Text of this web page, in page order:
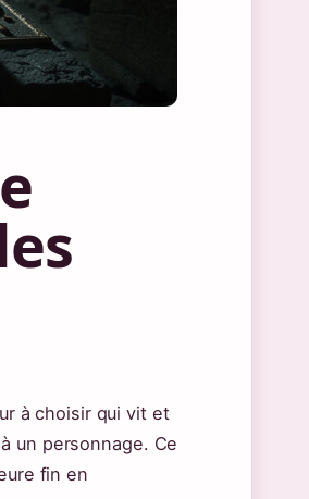
à choisir qui vit et
un personnage. Ce
fin en